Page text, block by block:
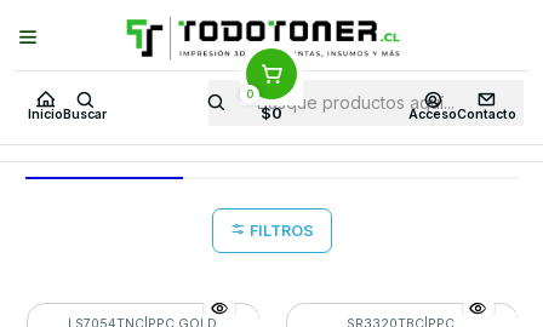
Inicio Buscar
0
$0 AccesoContacto
Puedes Elegir: Comprar enTienda· Despachoa Todo Chile · Retiro en
Tienda en24 Horas
Inicio Ofertas WG 61 en TodoToner
Ofertas WG 61 en TodoToner
FILTROS
LS7054TNC| PPC GOLD SR3320TBC PPC